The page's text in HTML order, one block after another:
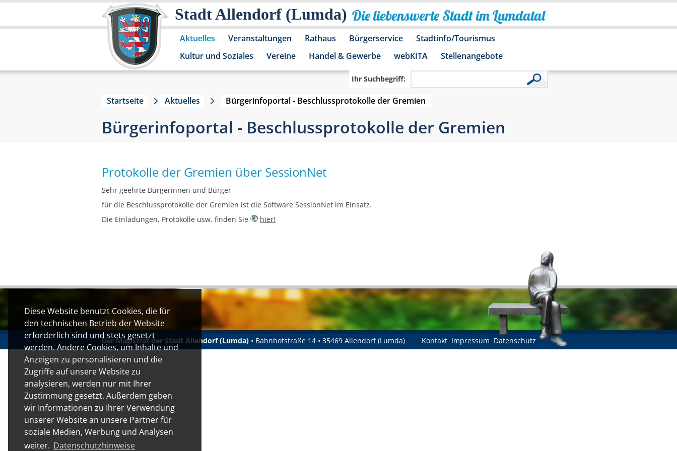
Diese Website benutzt Cookies, die für
den technischen Betrieb der Website
erforderlich sind und stets gesetzt
werden. Andere Cookies, um Inhalte und
Anzeigen zu personalisieren und die
Zugriffe auf unsere Website zu
analysieren, werden nur mit Ihrer
Zustimmung gesetzt. Außerdem geben
wir Informationen zu Ihrer Verwendung
unserer Website an unsere Partner für
soziale Medien, Werbung und Analysen
weiter. Datenschutzhinweise
Stadt Allendorf (Lumda) Die liebenswerte Stadt im Lumdatal
Aktuelles Veranstaltungen Rathaus Bürgerservice
Stadtinfo/Tourismus
Kultur und Soziales
Vereine Handel & Gewerbe webKITA Stellenangebote
Ihr Suchbegriff:
Startseite Aktuelles Bürgerinfoportal - Beschlussprotokolle der Gremien
Bürgerinfoportal - Beschlussprotokolle der Gremien
Protokolle der Gremien über SessionNet
Sehr geehrte Bürgerinnen und Bürger,
für die Beschlussprotokolle der Gremien ist die Software SessionNet im Einsatz.
Die Einladungen, Protokolle usw. finden Sie
hier!
Der Magistrat der Stadt Allendorf (Lumda) • Bahnhofstraße 14 • 35469 Allendorf (Lumda) Kontakt Impressum Datenschutz